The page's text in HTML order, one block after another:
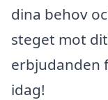
dina behov
steget mot
erbjudanden
idag!